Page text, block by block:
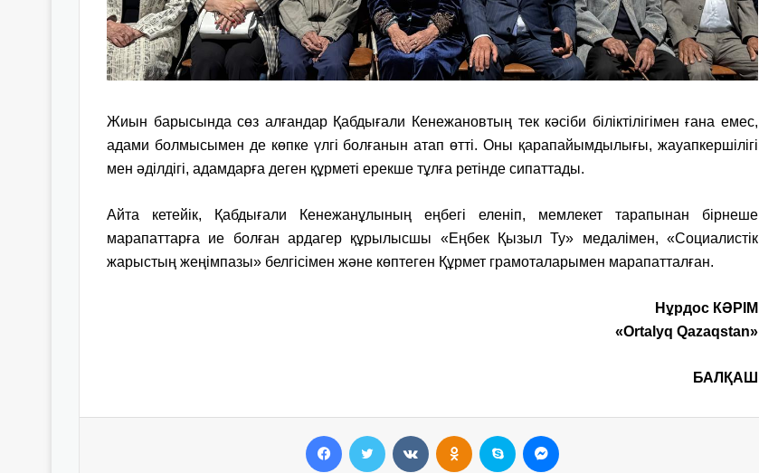
Жиын барысында сөз алғандар Қабдығали Кенежановтың тек кәсіби біліктілігімен ғана емес,
адами болмысымен де көпке үлгі болғанын атап өтті. Оны қарапайымдылығы, жауапкершілігі
мен әділдігі, адамдарға деген құрметі ерекше тұлға ретінде сипаттады.
Айта кетейік, Қабдығали Кенежанұлының еңбегі еленіп, мемлекет тарапынан бірнеше
марапаттарға ие болған ардагер құрылысшы «Еңбек Қызыл Ту» медалімен, «Социалистік
жарыстың жеңімпазы» белгісімен және көптеген Құрмет грамоталарымен марапатталған.
Нұрдос КӘРІМ
«Ortalyq Qazaqstan»
БАЛҚАШ